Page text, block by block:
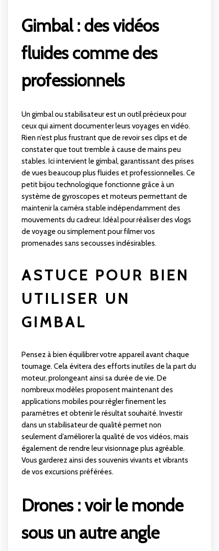
Gimbal : des vidéos
fluides comme des
professionnels
Un gimbal ou stabilisateur est un outil précieux pour
ceux qui aiment documenter leurs voyages en vidéo.
Rien n’est plus frustrant que de revoir ses clips et de
constater que tout tremble à cause de mains peu
stables. Ici intervient le gimbal, garantissant des prises
de vues beaucoup plus fluides et professionnelles. Ce
petit bijou technologique fonctionne grâce à un
système de gyroscopes et moteurs permettant de
maintenir la caméra stable indépendamment des
mouvements du cadreur. Idéal pour réaliser des vlogs
de voyage ou simplement pour filmer vos
promenades sans secousses indésirables.
ASTUCE POUR BIEN
UTILISER UN
GIMBAL
Pensez à bien équilibrer votre appareil avant chaque
tournage. Cela évitera des efforts inutiles de la part du
moteur, prolongeant ainsi sa durée de vie. De
nombreux modèles proposent maintenant des
applications mobiles pour régler finement les
paramètres et obtenir le résultat souhaité. Investir
dans un stabilisateur de qualité permet non
seulement d’améliorer la qualité de vos vidéos, mais
également de rendre leur visionnage plus agréable.
Vous garderez ainsi des souvenirs vivants et vibrants
de vos excursions préférées.
Drones : voir le monde
sous un autre angle